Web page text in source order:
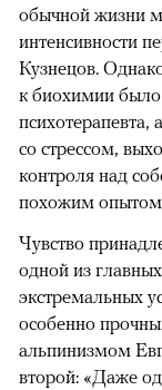
обычной жизни
интенсивности
Кузнецов.
к биохимии
психотерапевта,
со стрессом,
контроля над
похожим
Чувство
одной из
экстремальных
особенно
альпинизмом
второй: «Даже